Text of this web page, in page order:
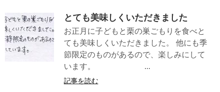
とても美味しくいただきました
お正月に子どもと栗の巣ごもりを食べと
ても美味しくいただきました。 他にも季
節限定のものがあるので、楽しみにして
います。 ...
記事を読む